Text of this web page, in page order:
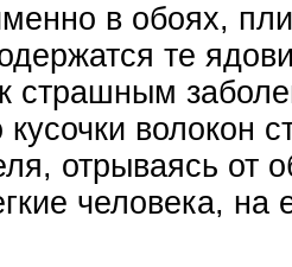
в обоях,
те
страшным
волокон
отрываясь от
человека, на